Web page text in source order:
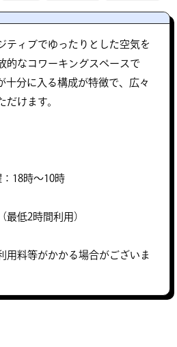
ティブでゆったりとした空気を
的なコワーキングスペースで
十分に入る構成が特徴で、広々
だけます。
18時〜10時
最低2時間利用）
用料等がかかる場合がございま